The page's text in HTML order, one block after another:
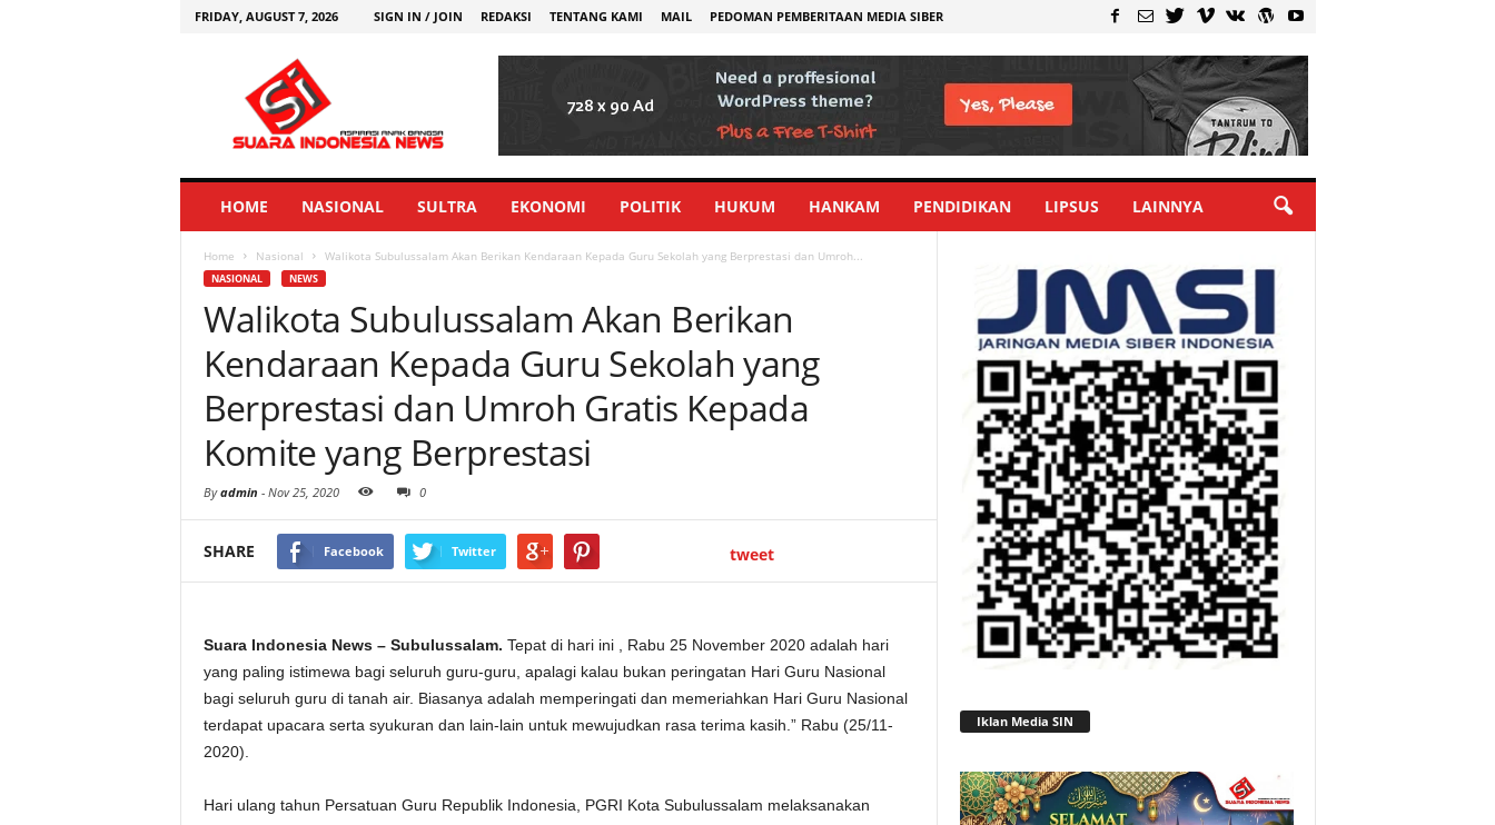
FRIDAY, AUGUST 7, 2026 SIGN IN / JOIN REDAKSI TENTANG KAMI MAIL PEDOMAN PEMBERITAAN MEDIA SIBER
HOME NASIONAL SULTRA EKONOMI POLITIK HUKUM HANKAM PENDIDIKAN LIPSUS LAINNYA
Home Nasional Walikota Subulussalam Akan Berikan Kendaraan Kepada Guru Sekolah yang Berprestasi dan Umroh...
NASIONAL NEWS
Walikota Subulussalam Akan Berikan
Kendaraan Kepada Guru Sekolah yang
Berprestasi dan Umroh Gratis Kepada
Komite yang Berprestasi
Byadmin - Nov 25, 2020 0
SHARE Facebook Twitter tweet
Suara Indonesia News – Subulussalam. Tepat di hari ini , Rabu 25 November 2020 adalah hari
yang paling istimewa bagi seluruh guru-guru, apalagi kalau bukan peringatan Hari Guru Nasional
bagi seluruh guru di tanah air. Biasanya adalah memperingati dan memeriahkan Hari Guru Nasional
terdapat upacara serta syukuran dan lain-lain untuk mewujudkan rasa terima kasih.” Rabu (25/11-
2020).
Hari ulang tahun Persatuan Guru Republik Indonesia, PGRI Kota Subulussalam melaksanakan
Iklan Media SIN